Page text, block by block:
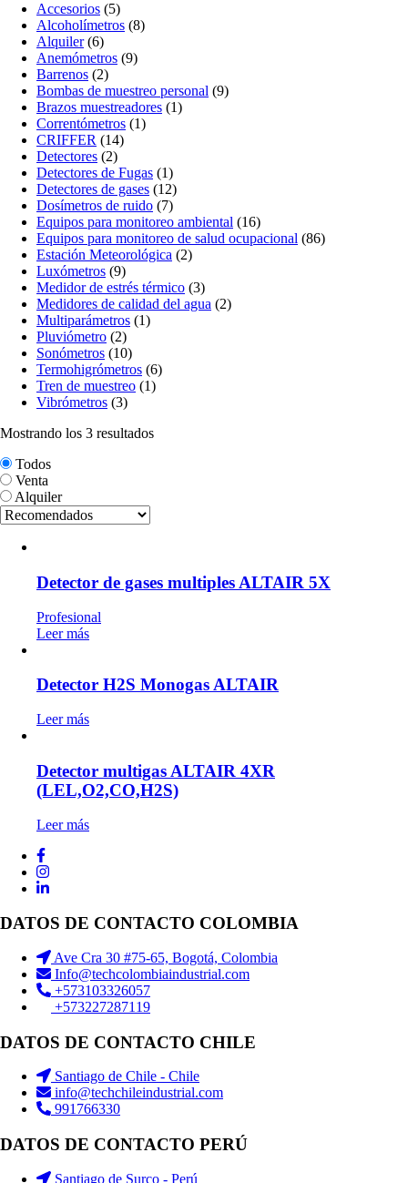
Accesorios (5)
Alcoholímetros (8)
Alquiler (6)
Anemómetros (9)
Barrenos (2)
Bombas de muestreo personal (9)
Brazos muestreadores (1)
Correntómetros (1)
CRIFFER (14)
Detectores (2)
Detectores de Fugas (1)
Detectores de gases (12)
Dosímetros de ruido (7)
Equipos para monitoreo ambiental (16)
Equipos para monitoreo de salud ocupacional (86)
Estación Meteorológica (2)
Luxómetros (9)
Medidor de estrés térmico (3)
Medidores de calidad del agua (2)
Multiparámetros (1)
Pluviómetro (2)
Sonómetros (10)
Termohigrómetros (6)
Tren de muestreo (1)
Vibrómetros (3)
Mostrando los 3 resultados
Todos
Venta
Alquiler
Detector de gases multiples ALTAIR 5X
Profesional
Leer más
Detector H2S Monogas ALTAIR
Leer más
Detector multigas ALTAIR 4XR
(LEL,O2,CO,H2S)
Leer más
DATOS DE CONTACTO COLOMBIA
Ave Cra 30 #75-65, Bogotá, Colombia
Info@techcolombiaindustrial.com
+573103326057
+573227287119
DATOS DE CONTACTO CHILE
Santiago de Chile - Chile
info@techchileindustrial.com
991766330
DATOS DE CONTACTO PERÚ
Santiago de Surco - Perú